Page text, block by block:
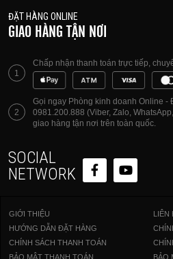
ĐẶT HÀNG ONLINE
GIAO HÀNG TẬN NƠI
1
Chấp nhận thanh toán trực tiếp,
2
Gọi ngay Phòng kinh doanh Online -
0981.200.888 (Viber, Zalo,
giao hàng tận nơi trên toàn quốc.
SOCIAL
NETWORK
GIỚI THIỆU
LIÊN
HƯỚNG DẪN ĐẶT HÀNG
CHÍNH SÁCH THANH TOÁN
BẢO MẬT THANH TOÁN
BẢO